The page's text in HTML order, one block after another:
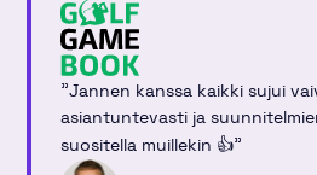
"Jannen kanssa kaikki sujui
asiantuntevasti ja
suositella muillekin 👍"